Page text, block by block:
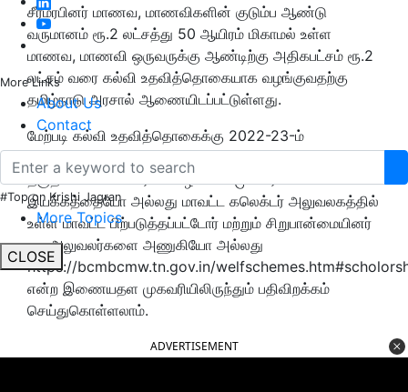
More Links
About Us
Contact
#Top on Krishi Jagran
More Topics
CLOSE
சீர்மரபினர் மாணவ, மாணவிகளின் குடும்ப ஆண்டு
வருமானம் ரூ.2 லட்சத்து 50 ஆயிரம் மிகாமல் உள்ள
மாணவ, மாணவி ஒருவருக்கு ஆண்டிற்கு அதிகபட்சம் ரூ.2
லட்சம் வரை கல்வி உதவித்தொகையாக வழங்குவதற்கு
தமிழ்நாடு அரசால் ஆணையிடப்பட்டுள்ளது.
மேற்படி கல்வி உதவித்தொகைக்கு 2022-23-ம்
கல்வியாண்டில் புதிதாக விண்ணப்பிக்க விரும்பும்
தகுதியான மாணவர்கள் கீழ்கண்ட முகவரியில் உள்ள
இயக்கத்தையோ அல்லது மாவட்ட கலெக்டர் அலுவலகத்தில்
உள்ள மாவட்ட பிற்படுத்தப்பட்டோர் மற்றும் சிறுபான்மையினர்
நல அலுவலர்களை அணுகியோ அல்லது
https://bcmbcmw.tn.gov.in/
என்ற இணையதள முகவரியிலிருந்தும் பதிவிறக்கம்
செய்துகொள்ளலாம்.
ADVERTISEMENT